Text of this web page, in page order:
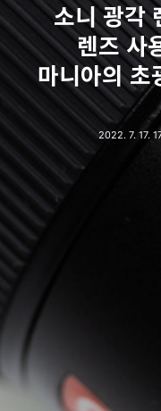
소니 광각
렌즈 사
마니아의
2022. 7. 17.